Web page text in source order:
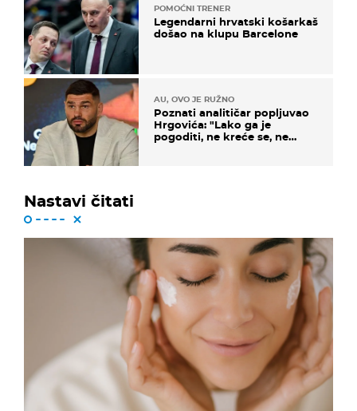
POMOĆNI TRENER
Legendarni hrvatski košarkaš
došao na klupu Barcelone
AU, OVO JE RUŽNO
Poznati analitičar popljuvao
Hrgovića: "Lako ga je
pogoditi, ne kreće se, ne
Nastavi čitati